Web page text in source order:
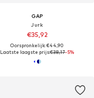
GAP
Jurk
€35,92
Oorspronkelijk: €44,90
Laatste laagste prijs:€38,17-5%